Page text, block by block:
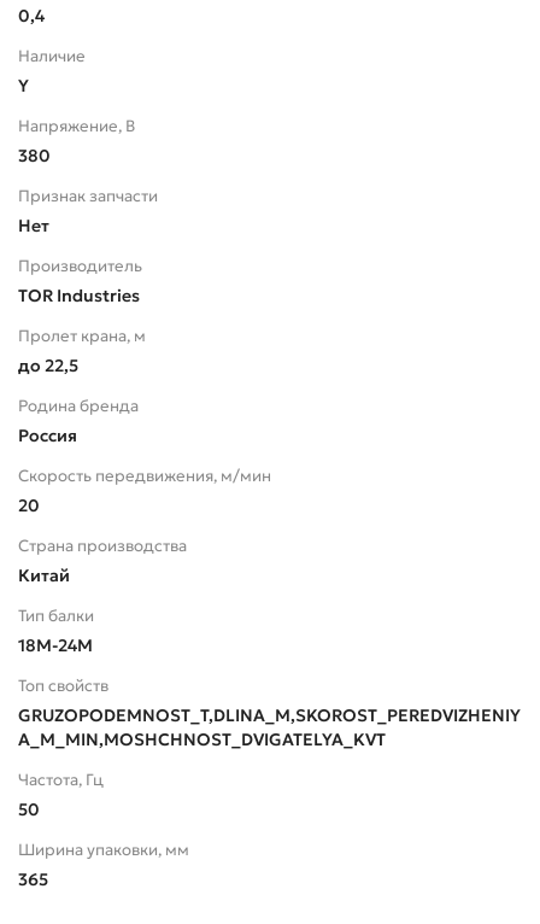
0,4
Наличие
Y
Напряжение, В
380
Признак запчасти
Нет
Производитель
TOR Industries
Пролет крана, м
до 22,5
Родина бренда
Россия
Скорость передвижения, м/мин
20
Страна производства
Китай
Тип балки
18M-24M
Топ свойств
GRUZOPODEMNOST_T,DLINA_M,SKOROST_PEREDVIZHENIY
A_M_MIN,MOSHCHNOST_DVIGATELYA_KVT
Частота, Гц
50
Ширина упаковки, мм
365